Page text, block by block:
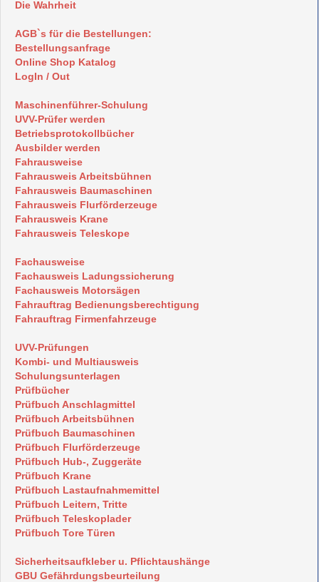
Die Wahrheit
AGB`s für die Bestellungen:
Bestellungsanfrage
Online Shop Katalog
LogIn / Out
Maschinenführer-Schulung
UVV-Prüfer werden
Betriebsprotokollbücher
Ausbilder werden
Fahrausweise
Fahrausweis Arbeitsbühnen
Fahrausweis Baumaschinen
Fahrausweis Flurförderzeuge
Fahrausweis Krane
Fahrausweis Teleskope
Fachausweise
Fachausweis Ladungssicherung
Fachausweis Motorsägen
Fahrauftrag Bedienungsberechtigung
Fahrauftrag Firmenfahrzeuge
UVV-Prüfungen
Kombi- und Multiausweis
Schulungsunterlagen
Prüfbücher
Prüfbuch Anschlagmittel
Prüfbuch Arbeitsbühnen
Prüfbuch Baumaschinen
Prüfbuch Flurförderzeuge
Prüfbuch Hub-, Zuggeräte
Prüfbuch Krane
Prüfbuch Lastaufnahmemittel
Prüfbuch Leitern, Tritte
Prüfbuch Teleskoplader
Prüfbuch Tore Türen
Sicherheitsaufkleber u. Pflichtaushänge
GBU Gefährdungsbeurteilung